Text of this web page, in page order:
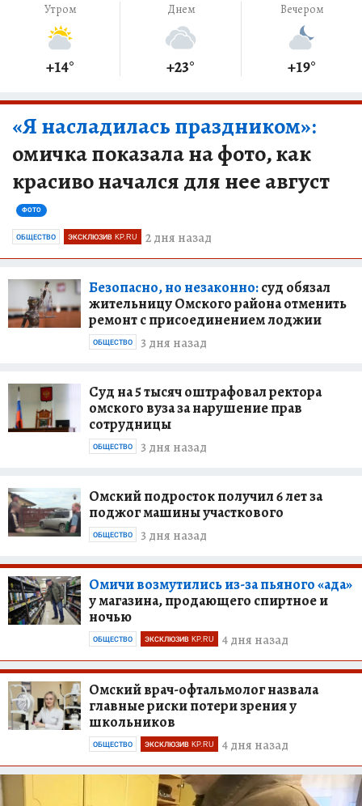
«Я насладилась праздником»:
омичка показала на фото, как
красиво начался для нее август
ФОТО
2 дня назад
ОБЩЕСТВО ЭКСКЛЮЗИВ KP.RU
Безопасно, но незаконно:суд обязал
жительницу Омского района отменить
ремонт с присоединением лоджии
3 дня назад
ОБЩЕСТВО
Суд на 5 тысяч оштрафовал ректора
омского вуза за нарушение прав
сотрудницы
3 дня назад
ОБЩЕСТВО
Омский подросток получил 6 лет за
поджог машины участкового
3 дня назад
ОБЩЕСТВО
Омичи возмутились из-за пьяного «ада»
у магазина, продающего спиртное и
ночью
4 дня назад
ОБЩЕСТВО ЭКСКЛЮЗИВ KP.RU
Омский врач-офтальмолог назвала
главные риски потери зрения у
школьников
4 дня назад
ОБЩЕСТВО ЭКСКЛЮЗИВ KP.RU
Утром
+14°
Днем
+23°
Вечером
+19°